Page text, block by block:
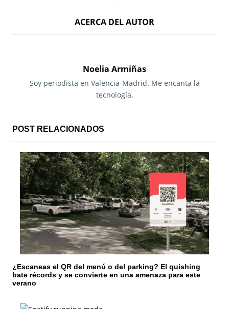
i
n
d
e
e
n
t
r
a
ACERCA DEL AUTOR
Noelia Armiñas
Soy periodista en Valencia-Madrid. Me encanta la
tecnología.
POST RELACIONADOS
¿Escaneas el QR del menú o del parking? El quishing
bate récords y se convierte en una amenaza para este
verano